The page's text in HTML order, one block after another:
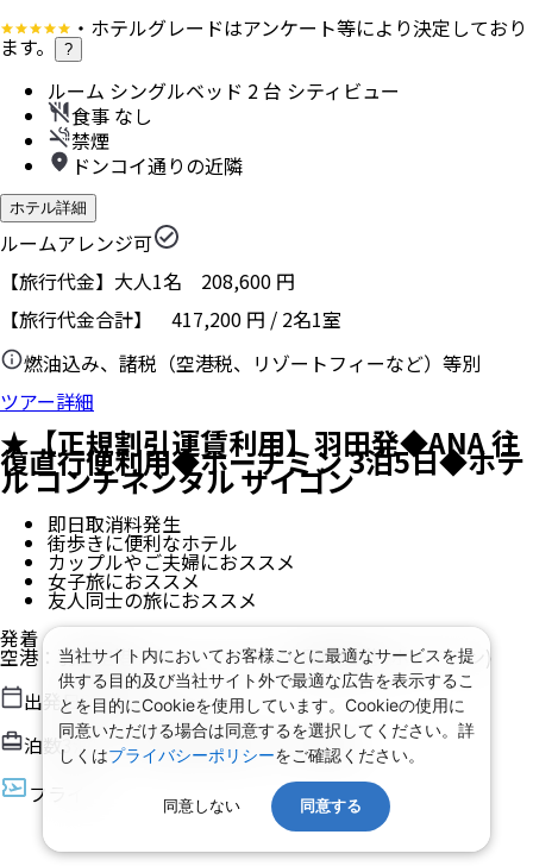
・ホテルグレードはアンケート等により決定しており
ます。 ?
ルーム シングルベッド 2 台 シティビュー
食事 なし
禁煙
ドンコイ通りの近隣
ホテル詳細
ルームアレンジ可
【旅行代金】大人1名 208,600 円
【旅行代金合計】 417,200 円 / 2名1室
燃油込み、諸税（空港税、リゾートフィーなど）等別
ツアー詳細
★【正規割引運賃利用】羽田発◆ANA 往
復直行便利用◆ホーチミン 3泊5日◆ホテ
ル コンチネンタル サイゴン
即日取消料発生
街歩きに便利なホテル
カップルやご夫婦におススメ
女子旅におススメ
友人同士の旅におススメ
発着
空港 ： 羽田空港/タンソンニャット国際空港(ホーチミン)
出発日2026/8/15（土）
泊数3泊5日（現地滞在時間： 3日1時間）
フライト
当社サイト内においてお客様ごとに最適なサービスを提
供する目的及び当社サイト外で最適な広告を表示するこ
とを目的にCookieを使用しています。Cookieの使用に
同意いただける場合は同意するを選択してください。詳
しくはプライバシーポリシーをご確認ください。
同意しない 同意する